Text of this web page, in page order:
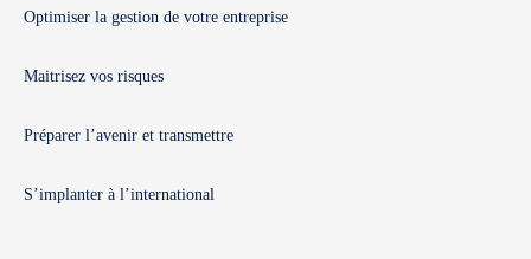
Optimiser la gestion de votre entreprise
Maitrisez vos risques
Préparer l’avenir et transmettre
S’implanter à l’international